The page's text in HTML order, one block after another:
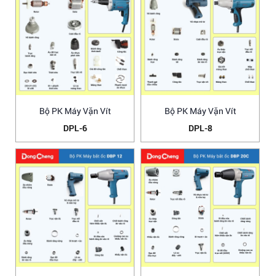
Bộ PK Máy Vặn Vít
DPL-6
Bộ PK Máy Vặn Vít
DPL-8